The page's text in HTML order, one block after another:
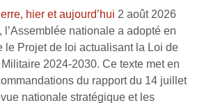
hier et aujourd’hui 2 août 2026
l’Assemblée nationale a adopté en
le Projet de loi actualisant la Loi de
2024-2030. Ce texte met en
du rapport du 14 juillet
nationale stratégique et les